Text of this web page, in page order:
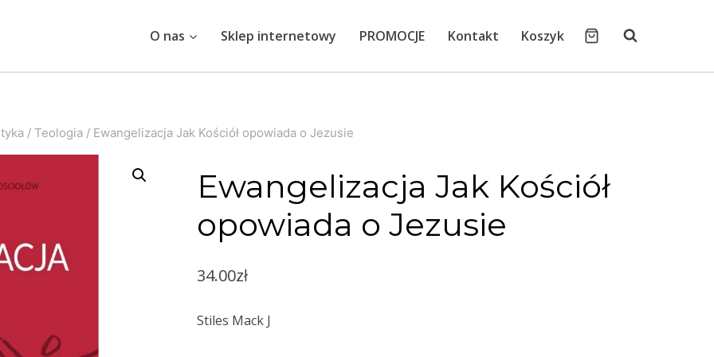
O nas Sklep internetowy PROMOCJE Kontakt Koszyk
/ Teologia / Ewangelizacja Jak Kościół opowiada o Jezusie
Ewangelizacja Jak Kościół
opowiada o Jezusie
34.00zł
Stiles Mack J